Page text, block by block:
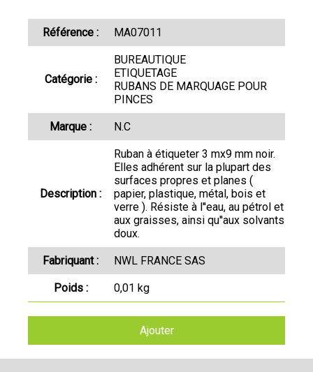
Référence : MA07011
Catégorie :
BUREAUTIQUE
ETIQUETAGE
RUBANS DE MARQUAGE POUR
PINCES
Marque : N.C
Description :
Ruban à étiqueter 3 mx9 mm noir.
Elles adhérent sur la plupart des
surfaces propres et planes (
papier, plastique, métal, bois et
verre ). Résiste à l''eau, au pétrol et
aux graisses, ainsi qu''aux solvants
doux.
Fabriquant : NWL FRANCE SAS
Poids : 0,01 kg
Ajouter